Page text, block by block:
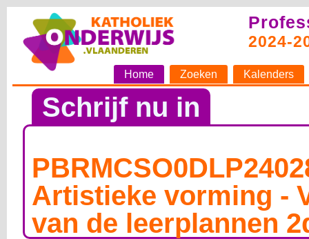
2024-
Home Zoeken Kalenders
Schrijf nu in
Artistieke vorming -
van de leerplannen